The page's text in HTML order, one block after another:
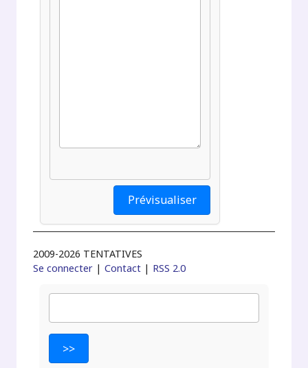
2009-2026 TENTATIVES
Se connecter |Contact | RSS 2.0